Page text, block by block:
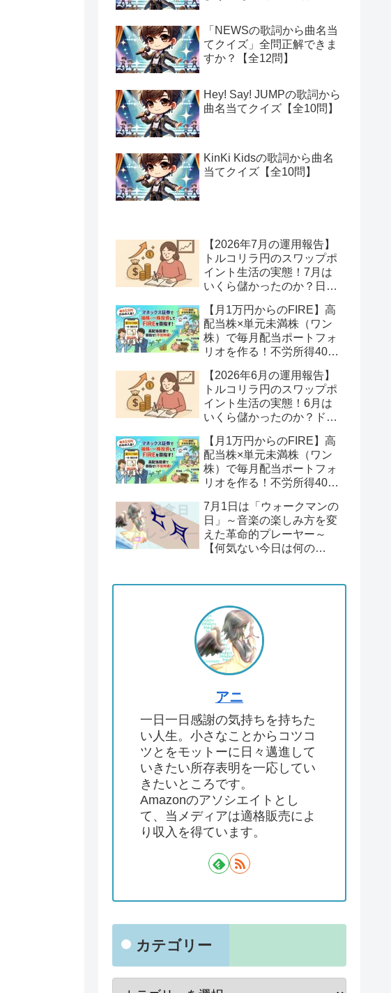
「NEWSの歌詞から曲名当
てクイズ」全問正解できま
すか？【全12問】
Hey! Say! JUMPの歌詞から
曲名当てクイズ【全10問】
KinKi Kidsの歌詞から曲名
当てクイズ【全10問】
【2026年7月の運用報告】
トルコリラ円のスワップポ
イント生活の実態！7月は
いくら儲かったのか？日本
へ一歩進んだ？
【月1万円からのFIRE】高
配当株×単元未満株（ワン
株）で毎月配当ポートフォ
リオを作る！不労所得400
回】
【2026年6月の運用報告】
トルコリラ円のスワップポ
イント生活の実態！6月は
いくら儲かったのか？ドル
【月1万円からのFIRE】高
配当株×単元未満株（ワン
株）で毎月配当ポートフォ
リオを作る！不労所得400
回】
7月1日は「ウォークマンの
日」～音楽の楽しみ方を変
えた革命的プレーヤー～
【何気ない今日は何の
アニ
一日一日感謝の気持ちを持ちた
い人生。小さなことからコツコ
ツとをモットーに日々邁進して
いきたい所存表明を一応してい
きたいところです。
Amazonのアソシエイトとし
て、当メディアは適格販売によ
り収入を得ています。
カテゴリー